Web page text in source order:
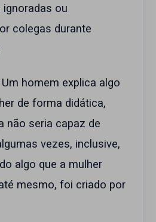
ou
colegas durante
Um homem explica algo
de forma didática,
não seria capaz de
vezes, inclusive,
algo que a mulher
mesmo, foi criado por